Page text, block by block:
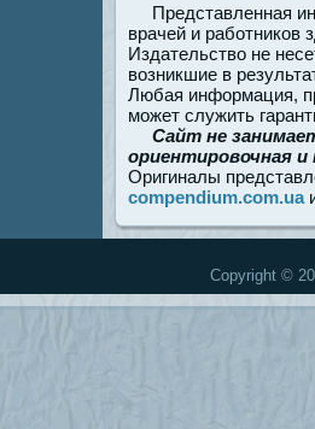
Представленная
врачей и работников
Издательство не
возникшие в
Любая информация,
может служить
Сайт не
ориентировочная
Оригиналы
compendium.com.ua
Copyright ©